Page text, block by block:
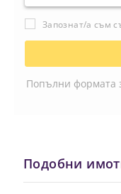
Запознат/а съм
Попълни формата
Подобни